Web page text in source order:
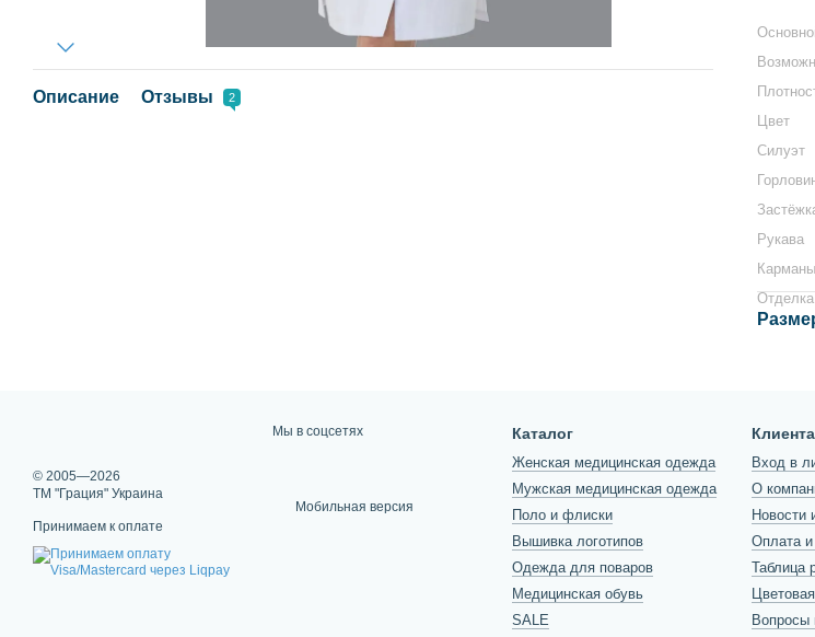
Описание Отзывы 2
Цвет
Силуэт
Рукава
Карманы
Отделка
© 2005—2026
ТМ "Грация" Украина
Принимаем к оплате
Мы в соцсетях
Мобильная версия
Каталог
Женская медицинская одежда
Мужская медицинская одежда
Поло и флиски
Вышивка логотипов
Одежда для поваров
Медицинская обувь
SALE
Вход в
О
Новости
Оплата и
Таблица
Вопросы